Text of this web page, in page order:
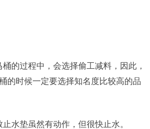
过程中，会选择偷工减料，因此，
的时候一定要选择知名度比较高的品
垫虽然有动作，但很快止水。